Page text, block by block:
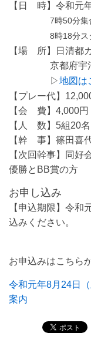
【日 時】令和元
7時50分集
8時18分スタ
【場 所】日清都
京都府宇
▷地図は
【プレー代】
【会 費】4,000円
【人 数】5組20
【幹 事】篠田喜
【次回幹事】同好
優勝とBB賞の方
お申し込み
【申込期限】令
込みください。
お申込みはこちら
令和元年8月24日
案内